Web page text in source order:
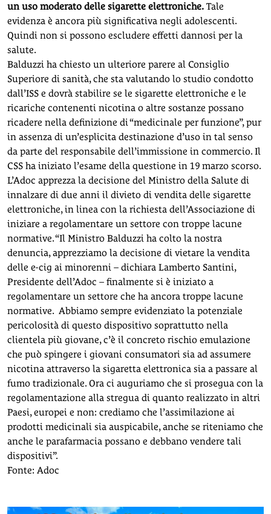
un uso moderato delle sigarette elettroniche. Tale
evidenza è ancora più significativa negli adolescenti.
Quindi non si possono escludere effetti dannosi per la
salute.
Balduzzi ha chiesto un ulteriore parere al Consiglio
Superiore di sanità, che sta valutando lo studio condotto
dall’ISS e dovrà stabilire se le sigarette elettroniche e le
ricariche contenenti nicotina o altre sostanze possano
ricadere nella definizione di “medicinale per funzione”, pur
in assenza di un’esplicita destinazione d’uso in tal senso
da parte del responsabile dell’immissione in commercio. Il
CSS ha iniziato l’esame della questione in 19 marzo scorso.
L’Adoc apprezza la decisione del Ministro della Salute di
innalzare di due anni il divieto di vendita delle sigarette
elettroniche, in linea con la richiesta dell’Associazione di
iniziare a regolamentare un settore con troppe lacune
normative. “Il Ministro Balduzzi ha colto la nostra
denuncia, apprezziamo la decisione di vietare la vendita
delle e-cig ai minorenni – dichiara Lamberto Santini,
Presidente dell’Adoc – finalmente si è iniziato a
regolamentare un settore che ha ancora troppe lacune
normative. Abbiamo sempre evidenziato la potenziale
pericolosità di questo dispositivo soprattutto nella
clientela più giovane, c’è il concreto rischio emulazione
che può spingere i giovani consumatori sia ad assumere
nicotina attraverso la sigaretta elettronica sia a passare al
fumo tradizionale. Ora ci auguriamo che si prosegua con la
regolamentazione alla stregua di quanto realizzato in altri
Paesi, europei e non: crediamo che l’assimilazione ai
prodotti medicinali sia auspicabile, anche se riteniamo che
anche le parafarmacia possano e debbano vendere tali
dispositivi”.
Fonte: Adoc